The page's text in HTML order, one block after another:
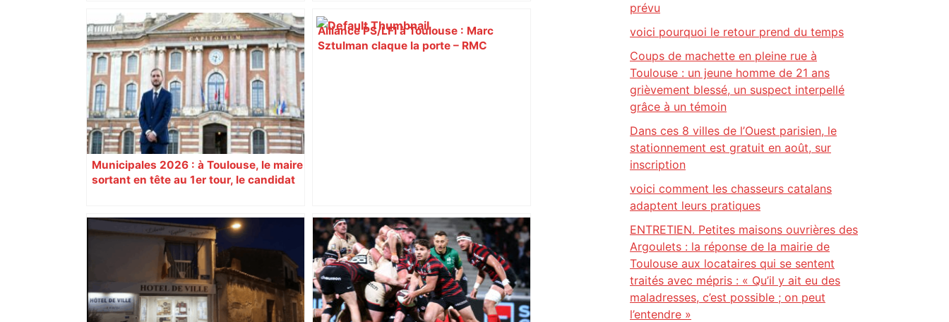
Alliance PS/LFI à Toulouse : Marc
Sztulman claque la porte – RMC
Municipales 2026 : à Toulouse, le maire
sortant en tête au 1er tour, le candidat
Après la fusion avec la liste PS
Toulouse, le candidat LFI salue "une
dynamique qui nous oblige à la
responsabilité" – Franceinfo
prévu
voici pourquoi le retour prend du temps
Coups de machette en pleine rue à
Toulouse : un jeune homme de 21 ans
grièvement blessé, un suspect interpellé
grâce à un témoin
Dans ces 8 villes de l’Ouest parisien, le
stationnement est gratuit en août, sur
inscription
voici comment les chasseurs catalans
adaptent leurs pratiques
ENTRETIEN. Petites maisons ouvrières des
Argoulets : la réponse de la mairie de
Toulouse aux locataires qui se sentent
traités avec mépris : « Qu’il y ait eu des
maladresses, c’est possible ; on peut
l’entendre »